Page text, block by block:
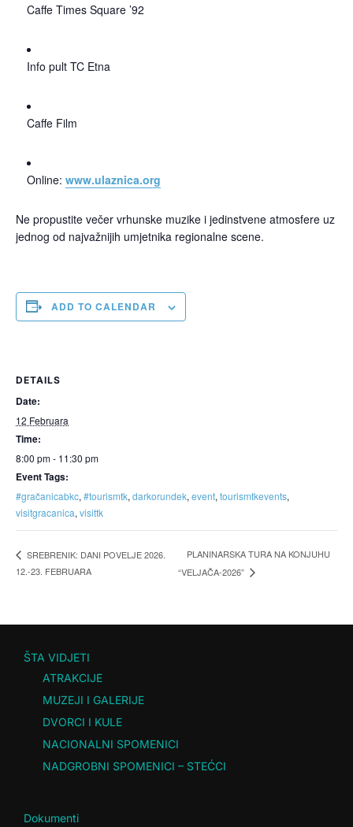
Caffe Times Square ’92
Info pult TC Etna
Caffe Film
Online: www.ulaznica.org
Ne propustite večer vrhunske muzike i jedinstvene atmosfere uz
jednog od najvažnijih umjetnika regionalne scene.
ADD TO CALENDAR
DETAILS
Date:
12 Februara
Time:
8:00 pm - 11:30 pm
Event Tags:
#gračanicabkc, #tourismtk, darkorundek, event, tourismtkevents,
visitgracanica, visittk
SREBRENIK: DANI POVELJE 2026.
12.-23. FEBRUARA
PLANINARSKA TURA NA KONJUHU
“VELJAČA-2026”
ŠTA VIDJETI
ATRAKCIJE
MUZEJI I GALERIJE
DVORCI I KULE
NACIONALNI SPOMENICI
NADGROBNI SPOMENICI – STEĆCI
Dokumenti